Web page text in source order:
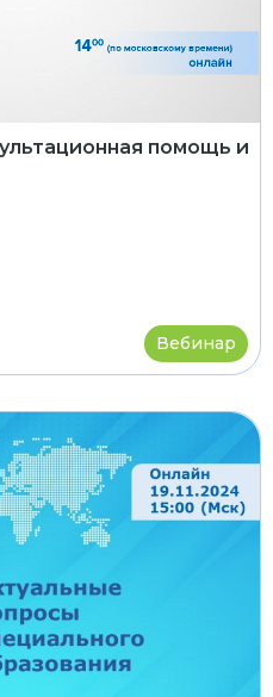
помощь и
Вебинар